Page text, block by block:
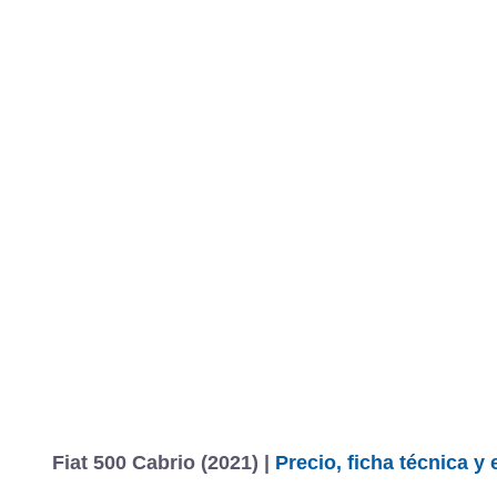
Fiat 500 Cabrio (2021) | Precio, ficha técnica y